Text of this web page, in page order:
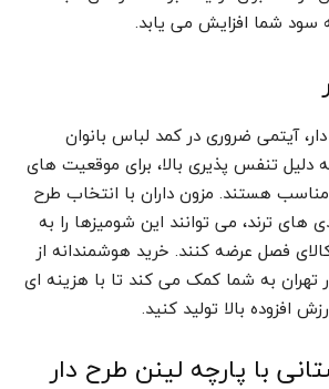
شما افزایش می یابد.
آیتمی ضروری در کمد لباس بانوان
تنفس پذیری بالا، برای موقعیت های
هستند. مزون داران با انتخاب طرح
ترند، می توانند این شومیزها را به
فصل عرضه کنند. خرید هوشمندانه از
تهران به شما کمک می کند تا با هزینه ای
افزوده بالا تولید کنید.
با پارچه لینن طرح دار